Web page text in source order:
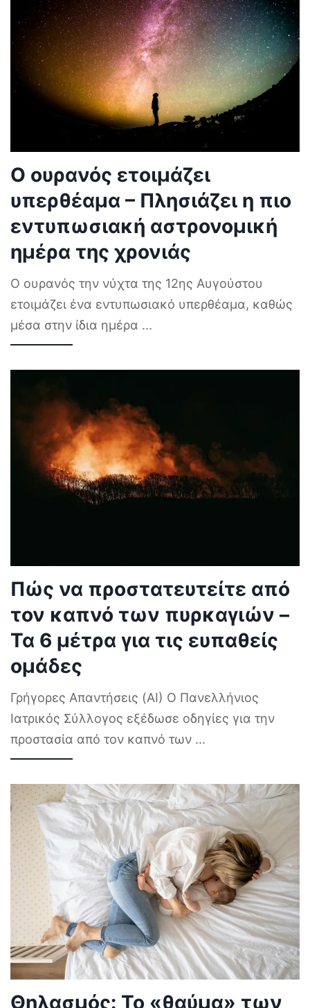
Ο ουρανός ετοιμάζει
υπερθέαμα – Πλησιάζει η πιο
εντυπωσιακή αστρονομική
ημέρα της χρονιάς
Ο ουρανός την νύχτα της 12ης Αυγούστου
ετοιμάζει ένα εντυπωσιακό υπερθέαμα, καθώς
μέσα στην ίδια ημέρα ...
Πώς να προστατευτείτε από
τον καπνό των πυρκαγιών –
Τα 6 μέτρα για τις ευπαθείς
ομάδες
Γρήγορες Απαντήσεις (AI) Ο Πανελλήνιος
Ιατρικός Σύλλογος εξέδωσε οδηγίες για την
προστασία από τον καπνό των ...
Θηλασμός: Το «θαύμα» των